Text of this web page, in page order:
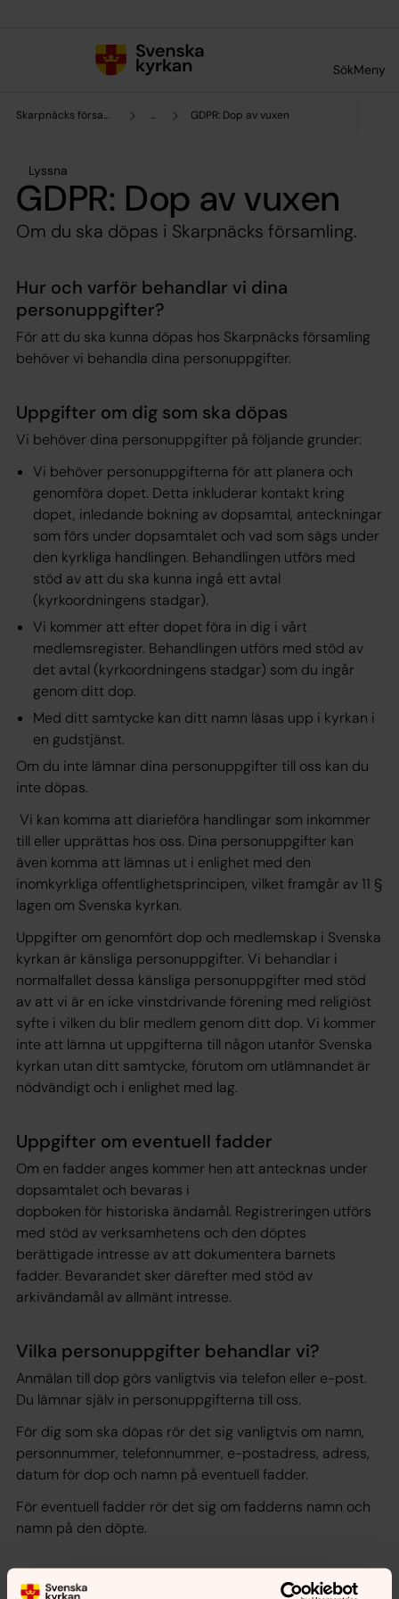
SökMeny
Skarpnäcks församling ... GDPR: Dop av vuxen
Lyssna
GDPR: Dop av vuxen
Om du ska döpas i Skarpnäcks församling.
Hur och varför behandlar vi dina
personuppgifter?
För att du ska kunna döpas hos Skarpnäcks församling
behöver vi behandla dina personuppgifter.
Uppgifter om dig som ska döpas
Vi behöver dina personuppgifter på följande grunder:
Vi behöver personuppgifterna för att planera och
genomföra dopet. Detta inkluderar kontakt kring
dopet, inledande bokning av dopsamtal, anteckningar
som förs under dopsamtalet och vad som sägs under
den kyrkliga handlingen. Behandlingen utförs med
stöd av att du ska kunna ingå ett avtal
(kyrkoordningens stadgar).
Vi kommer att efter dopet föra in dig i vårt
medlemsregister. Behandlingen utförs med stöd av
det avtal (kyrkoordningens stadgar) som du ingår
genom ditt dop.
Med ditt samtycke kan ditt namn läsas upp i kyrkan i
en gudstjänst.
Om du inte lämnar dina personuppgifter till oss kan du
inte döpas.
Vi kan komma att diarieföra handlingar som inkommer
till eller upprättas hos oss. Dina personuppgifter kan
även komma att lämnas ut i enlighet med den
inomkyrkliga offentlighetsprincipen, vilket framgår av 11 §
lagen om Svenska kyrkan.
Uppgifter om genomfört dop och medlemskap i Svenska
kyrkan är känsliga personuppgifter. Vi behandlar i
normalfallet dessa känsliga personuppgifter med stöd
av att vi är en icke vinstdrivande förening med religiöst
syfte i vilken du blir medlem genom ditt dop. Vi kommer
inte att lämna ut uppgifterna till någon utanför Svenska
kyrkan utan ditt samtycke, förutom om utlämnandet är
nödvändigt och i enlighet med lag.
Uppgifter om eventuell fadder
Om en fadder anges kommer hen att antecknas under
dopsamtalet och bevaras i
dopboken för historiska ändamål. Registreringen utförs
med stöd av verksamhetens och den döptes
berättigade intresse av att dokumentera barnets
fadder. Bevarandet sker därefter med stöd av
arkivändamål av allmänt intresse.
Vilka personuppgifter behandlar vi?
Anmälan till dop görs vanligtvis via telefon eller e-post.
Du lämnar själv in personuppgifterna till oss.
För dig som ska döpas rör det sig vanligtvis om namn,
personnummer, telefonnummer, e-postadress, adress,
datum för dop och namn på eventuell fadder.
För eventuell fadder rör det sig om fadderns namn och
namn på den döpte.
Vilka andra får del av era personuppgifter?